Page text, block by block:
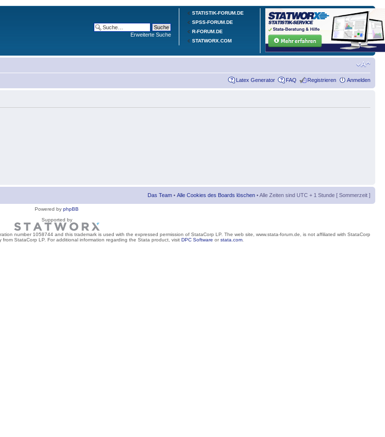
STATISTIK-FORUM.DE
SPSS-FORUM.DE
R-FORUM.DE
STATWORX.COM
Erweiterte Suche
Latex Generator FAQ Registrieren Anmelden
Das Team • Alle Cookies des Boards löschen • Alle Zeiten sind UTC + 1 Stunde [ Sommerzeit ]
Powered by phpBB
Supported by
number 1058744 and this trademark is used with the expressed permission of StataCorp LP. The web site, www.stata-forum.de, is not affiliated with StataCorp
StataCorp LP. For additional information regarding the Stata product, visit DPC Software orstata.com